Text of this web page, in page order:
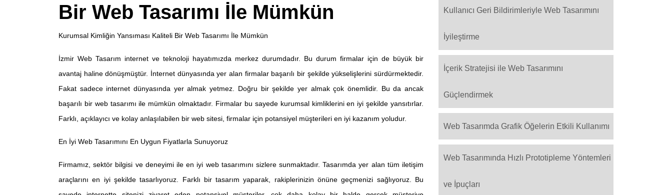
Bir Web Tasarımı İle Mümkün
Kurumsal Kimliğin Yansıması Kaliteli Bir Web Tasarımı İle Mümkün
İzmir Web Tasarım internet ve teknoloji hayatımızda merkez durumdadır. Bu durum firmalar için de büyük bir
avantaj haline dönüşmüştür. İnternet dünyasında yer alan firmalar başarılı bir şekilde yükselişlerini sürdürmektedir.
Fakat sadece internet dünyasında yer almak yetmez. Doğru bir şekilde yer almak çok önemlidir. Bu da ancak
başarılı bir web tasarımı ile mümkün olmaktadır. Firmalar bu sayede kurumsal kimliklerini en iyi şekilde yansıtırlar.
Farklı, açıklayıcı ve kolay anlaşılabilen bir web sitesi, firmalar için potansiyel müşterileri en iyi kazanım yoludur.
En İyi Web Tasarımını En Uygun Fiyatlarla Sunuyoruz
Firmamız, sektör bilgisi ve deneyimi ile en iyi web tasarımını sizlere sunmaktadır. Tasarımda yer alan tüm iletişim
araçlarını en iyi şekilde tasarlıyoruz. Farklı bir tasarım yaparak, rakiplerinizin önüne geçmenizi sağlıyoruz. Bu
Kullanıcı Geri Bildirimleriyle Web Tasarımını
İyileştirme
İçerik Stratejisi ile Web Tasarımını
Güçlendirmek
Web Tasarımda Grafik Öğelerin Etkili Kullanımı
Web Tasarımında Hızlı Prototipleme Yöntemleri
ve İpuçları